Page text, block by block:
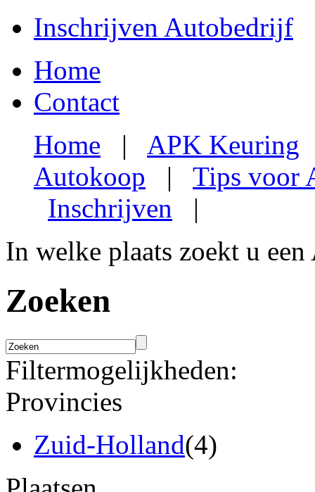
Inschrijven Autobedrijf
Home
Contact
Home | APK Keuring
Autokoop | Tips voor
Inschrijven |
In welke plaats zoekt u
Zoeken
Filtermogelijkheden:
Provincies
Zuid-Holland(4)